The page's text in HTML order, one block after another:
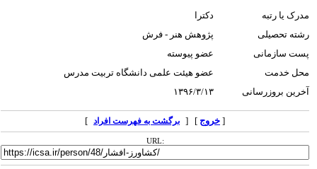
مدرک یا رتبه
دکترا
رشته تحصیلی
پژوهش هنر - فرش
پست سازمانی
عضو پیوسته
محل خدمت
عضو هیئت علمی دانشگاه تربیت مدرس
آخرین بروزرسانی
۱۳۹۶/۳/۱۳
خروج] [ برگشت به فهرست افراد ]
URL: